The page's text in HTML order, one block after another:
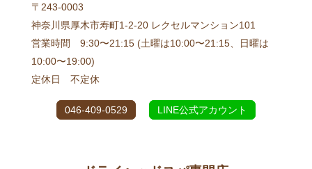
〒243-0003
神奈川県厚木市寿町1-2-20 レクセルマンション101
営業時間 9:30〜21:15 (土曜は10:00〜21:15、日曜は
10:00〜19:00)
定休日 不定休
046-409-0529 LINE公式アカウント